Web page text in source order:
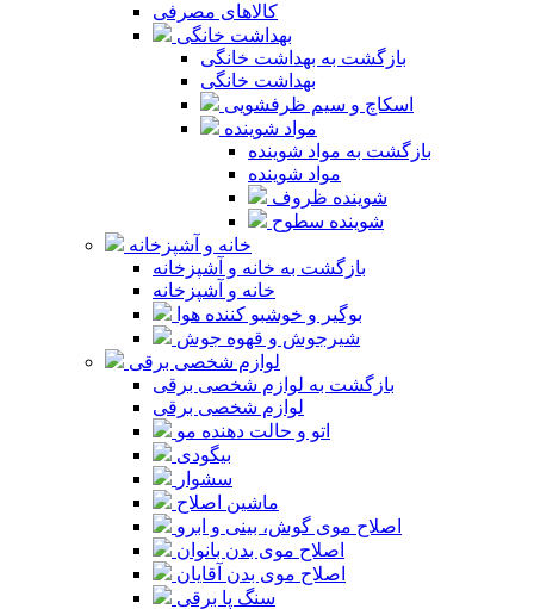
کالاهای مصرفی
بهداشت خانگی
بازگشت به بهداشت خانگی
بهداشت خانگی
اسکاچ و سیم ظرفشویی
مواد شوینده
بازگشت به مواد شوینده
مواد شوینده
شوینده ظروف
شوینده سطوح
خانه و آشپزخانه
بازگشت به خانه و آشپزخانه
خانه و آشپزخانه
بوگیر و خوشبو کننده هوا
شیرجوش و قهوه جوش
لوازم شخصی برقی
بازگشت به لوازم شخصی برقی
لوازم شخصی برقی
اتو و حالت دهنده مو
بیگودی
سشوار
ماشین اصلاح
اصلاح موی گوش، بینی و ابرو
اصلاح موی بدن بانوان
اصلاح موی بدن آقایان
سنگ پا برقی